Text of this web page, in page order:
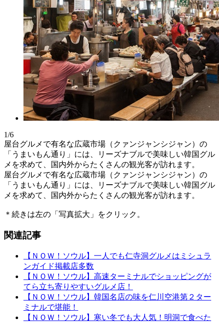
1/6
屋台グルメで有名な広蔵市場（クァンジャンシジャン）の
「うまいもん通り」には、リーズナブルで美味しい韓国グル
メを求めて、国内外からたくさんの観光客が訪れます。
屋台グルメで有名な広蔵市場（クァンジャンシジャン）の
「うまいもん通り」には、リーズナブルで美味しい韓国グル
メを求めて、国内外からたくさんの観光客が訪れます。
＊続きは左の「写真拡大」をクリック。
関連記事
【ＮＯＷ！ソウル】一人でも仁寺洞グルメはミシュラ
ンガイド掲載店多数
【ＮＯＷ！ソウル】高速ターミナルでショッピングが
てら立ち寄りやすいグルメ店！
【ＮＯＷ！ソウル】韓国名店の味を仁川空港第２ター
ミナルで堪能！
【ＮＯＷ！ソウル】寒い冬でも大人気！明洞で食べた